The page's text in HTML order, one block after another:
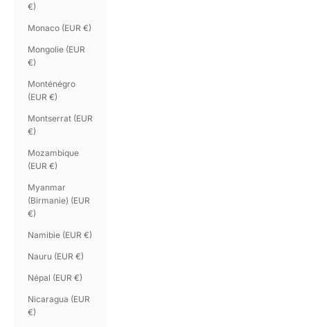
€)
Monaco (EUR €)
Mongolie (EUR
€)
Monténégro
(EUR €)
Montserrat (EUR
€)
Mozambique
(EUR €)
Myanmar
(Birmanie) (EUR
€)
Namibie (EUR €)
Nauru (EUR €)
Népal (EUR €)
Nicaragua (EUR
€)